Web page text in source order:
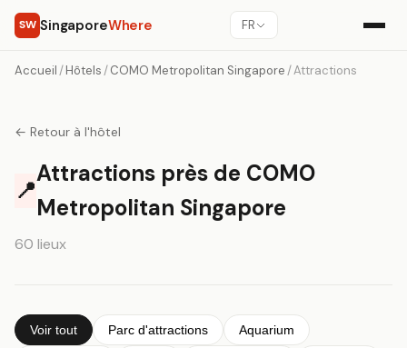
SW SingaporeWhere FR
Accueil /Hôtels /COMO Metropolitan Singapore /Attractions
← Retour à l'hôtel
📍
Attractions près de COMO
Metropolitan Singapore
60 lieux
Voir tout Parc d'attractions Aquarium